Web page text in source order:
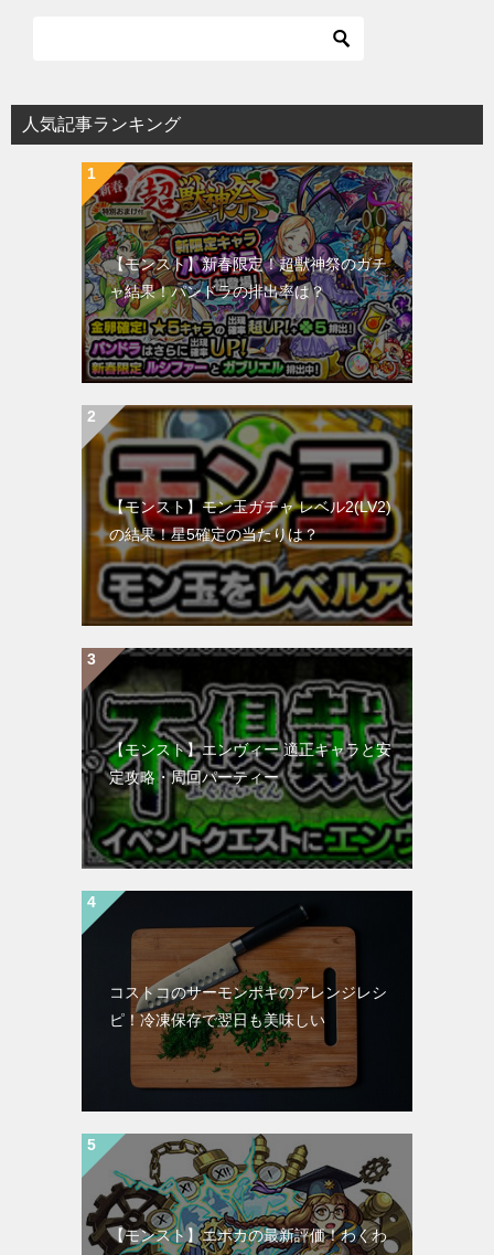
人気記事ランキング
【モンスト】新春限定！超獣神祭のガチ
ャ結果！パンドラの排出率は？
【モンスト】モン玉ガチャ レベル2(LV2)
の結果！星5確定の当たりは？
【モンスト】エンヴィー 適正キャラと安
定攻略・周回パーティー
コストコのサーモンポキのアレンジレシ
ピ！冷凍保存で翌日も美味しい
【モンスト】エポカの最新評価！わくわ